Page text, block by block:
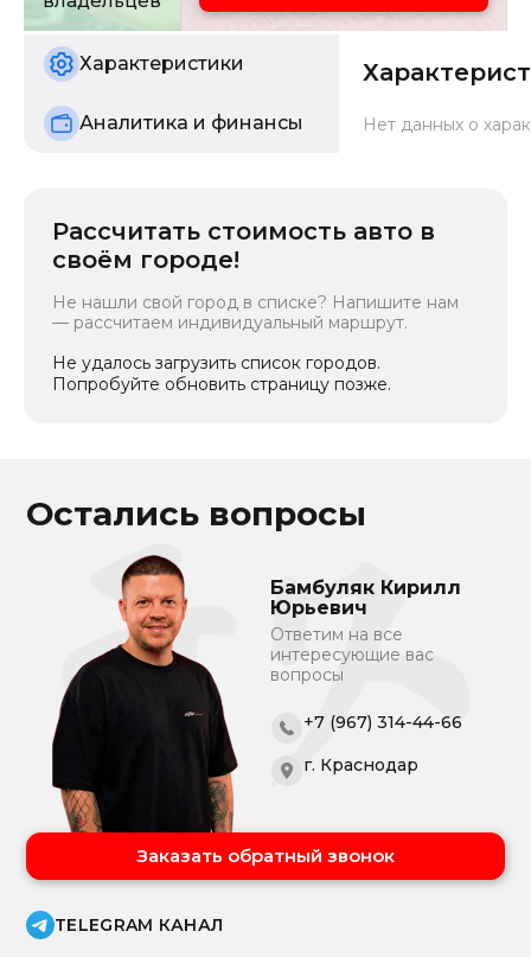
Состояние
б/у
Характеристики
Аналитика и финансы Нет данных о
Рассчитать стоимость авто в
своём городе!
Не нашли свой город в списке? Напишите нам
— рассчитаем индивидуальный маршрут.
Не удалось загрузить список городов.
Попробуйте обновить страницу позже.
Остались вопросы
Бамбуляк Кирилл
Юрьевич
Ответим на все
интересующие вас
вопросы
+7 (967) 314-44-66
г. Краснодар
Заказать обратный звонок
TELEGRAM КАНАЛ